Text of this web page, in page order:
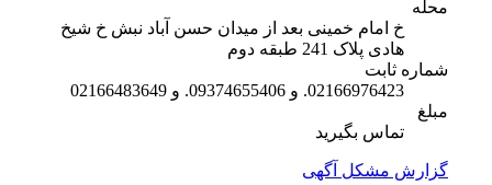
خ امام خمینی بعد از میدان حسن آباد نبش خ شیخ
هادی پلاک 241 طبقه دوم
شماره ثابت
02166976423. و 09374655406. و 02166483649
تماس بگیرید
گزارش مشکل آگهی